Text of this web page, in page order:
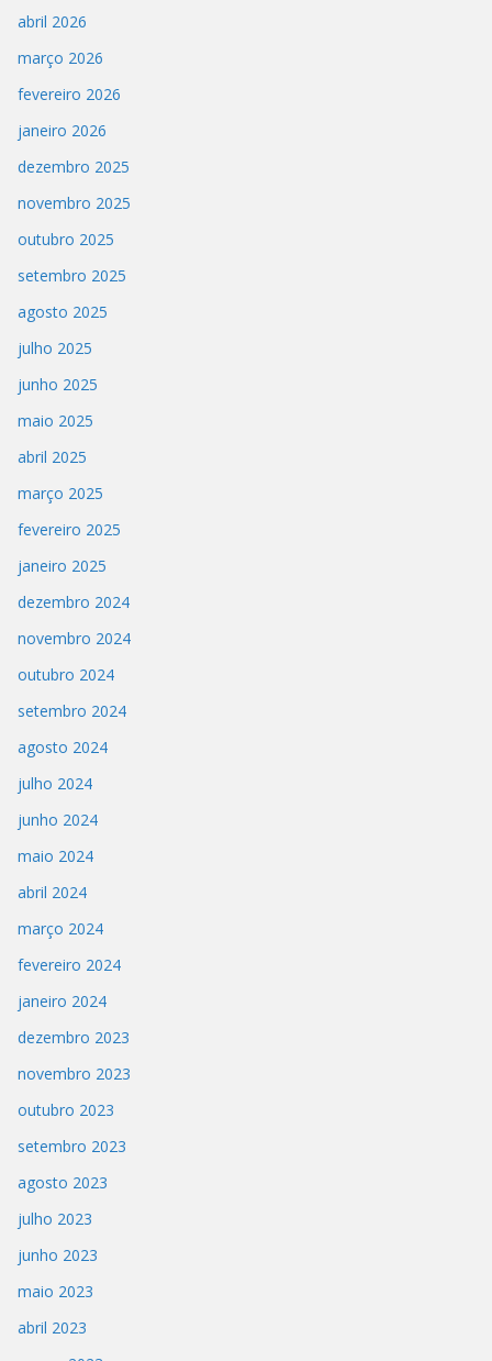
abril 2026
março 2026
fevereiro 2026
janeiro 2026
dezembro 2025
novembro 2025
outubro 2025
setembro 2025
agosto 2025
julho 2025
junho 2025
maio 2025
abril 2025
março 2025
fevereiro 2025
janeiro 2025
dezembro 2024
novembro 2024
outubro 2024
setembro 2024
agosto 2024
julho 2024
junho 2024
maio 2024
abril 2024
março 2024
fevereiro 2024
janeiro 2024
dezembro 2023
novembro 2023
outubro 2023
setembro 2023
agosto 2023
julho 2023
junho 2023
maio 2023
abril 2023